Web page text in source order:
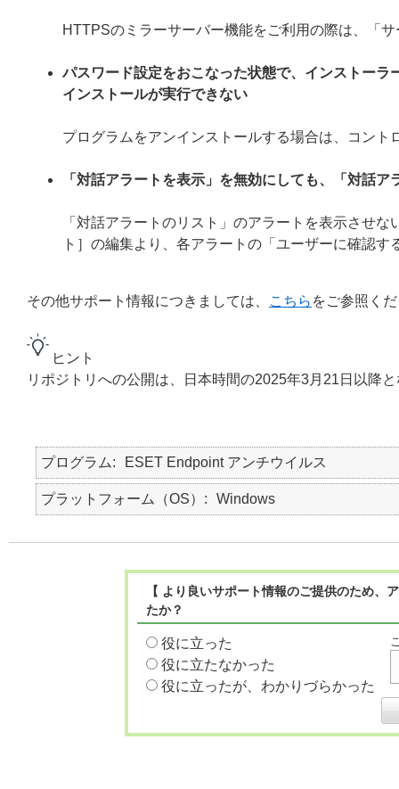
HTTPSのミラーサーバー機能をご利用の際は、「
パスワード設定をおこなった状態で、インストー
インストールが実行できない
プログラムをアンインストールする場合は、コン
「対話アラートを表示」を無効にしても、「対話
「対話アラートのリスト」のアラートを表示させ
ト］の編集より、各アラートの「ユーザーに確認
その他サポート情報につきましては、 こちら をご参照く
ヒント
リポジトリへの公開は、日本時間の2025年3月21日以降
プログラム ESET Endpoint アンチウイルス
プラットフォーム（OS） Windows
【 より良いサポート情報のご提供のため
たか？
役に立った
役に立たなかった
役に立ったが、わかりづらかった